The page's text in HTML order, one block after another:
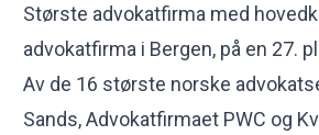
Største advokatfirma med
advokatfirma i Bergen, på en 27.
Av de 16 største norske
Sands, Advokatfirmaet PWC og